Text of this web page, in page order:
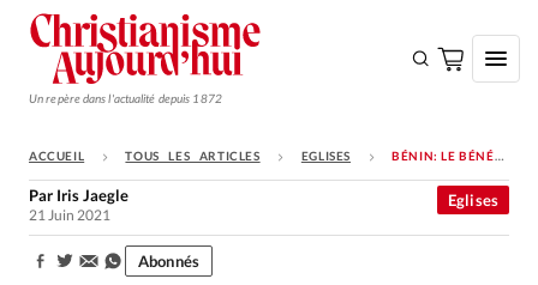
Un repère dans l'actualité depuis 1872
S'ABONNER
Monde
Eglises
ACCUEIL TOUS LES ARTICLES EGLISES BÉNIN: LE BÉNÉFICE DU RENOUVEAU DÉMOCRATIQUE POUR LES EGLISES
Eglises
Par Iris Jaegle
21 Juin 2021
Partager:
Abonnés